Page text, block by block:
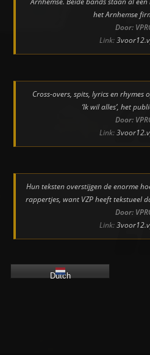
het Arnhemse
Door:
Link:
Cross-overs, spits, lyrics en rhymes
‘Ik wil alles’, het
Door:
Link:
Hun teksten overstijgen de enorme
rappertjes, want VZP heeft tekstueel
Door:
Link:
Dutch